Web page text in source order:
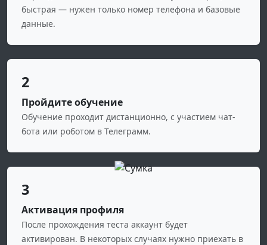
быстрая — нужен только номер телефона и базовые
данные.
2
Пройдите обучение
Обучение проходит дистанционно, с участием чат-
бота или роботом в Телеграмм.
3
Активация профиля
После прохождения теста аккаунт будет
активирован. В некоторых случаях нужно приехать в